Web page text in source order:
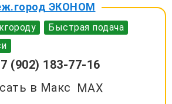
ЭКОНОМ
Быстрая подача
(902) 183-77-16
MAX